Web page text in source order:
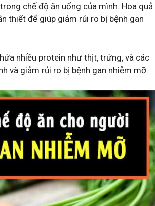
chế độ ăn uống của mình. Hoa quả
thiết để giúp giảm rủi ro bị bệnh gan
nhiều protein như thịt, trứng, và các
và giảm rủi ro bị bệnh gan nhiễm mỡ.